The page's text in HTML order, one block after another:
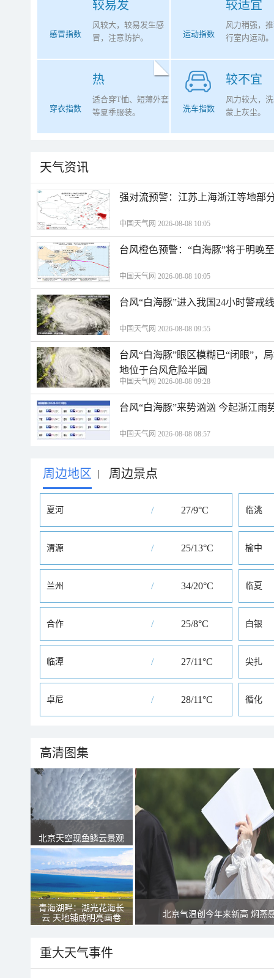
较易发
感冒指数
风较大，较易发生感
冒，注意防护。
较适宜
运动指数
风力稍强，
行室内运动。
热
穿衣指数
适合穿T恤、短薄外套
等夏季服装。
较不宜
洗车指数
风力较大，
蒙上灰尘。
天气资讯
强对流预警：江苏上海浙江等地部
中国天气网 2026-08-08 10:05
台风橙色预警：“白海豚”将于明晚
中国天气网 2026-08-08 10:05
台风“白海豚”进入我国24小时警戒
中国天气网 2026-08-08 09:55
台风“白海豚”眼区模糊已“闭眼”，
地位于台风危险半圆
中国天气网 2026-08-08 09:28
台风“白海豚”来势汹汹 今起浙江雨
中国天气网 2026-08-08 08:57
周边地区 | 周边景点
夏河 / 27/9°C 临洮
渭源 / 25/13°C 榆中
兰州 / 34/20°C 临夏
合作 / 25/8°C 白银
临潭 / 27/11°C 尖扎
卓尼 / 28/11°C 循化
高清图集
北京天空现鱼鳞云景观
青海湖畔：湖光花海长
云 天地铺成明亮画卷
北京气温创今年来新高 焖蒸
重大天气事件